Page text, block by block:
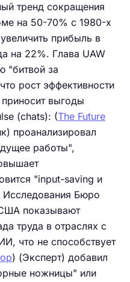
тренд сокращения
на 50-70% с 1980-х
прибыль в
на 22%. Глава UAW
"битвой за
рост эффективности
выгоды
(chats): (The Future
проанализировал
работы",
"input-saving и
Исследования Бюро
показывают
труда в отраслях с
что не способствует
) (Эксперт) добавил
ножницы" или